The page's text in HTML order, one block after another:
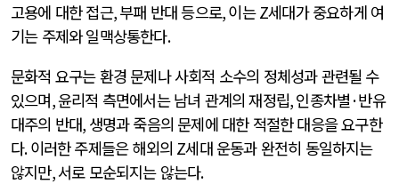
고용에 대한 접근,부패 반대 등으로,이는Z세대가 중요하게 여
기는 주제와 일맥상통한다.
문화적 요구는 환경 문제나 사회적 소수의 정체성과 관련될 수
있으며,윤리적 측면에서는 남녀 관계의 재정립,인종차별 ·반유
대주의 반대, 생명과 죽음의 문제에 대한 적절한 대응을 요구한
다.이러한 주제들은 해외의 Z세대 운동과 완전히 동일하지는
않지만,서로 모순되지는 않는다.